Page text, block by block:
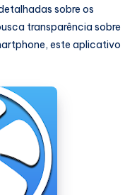
sobre os
transparência sobre
este aplicativo